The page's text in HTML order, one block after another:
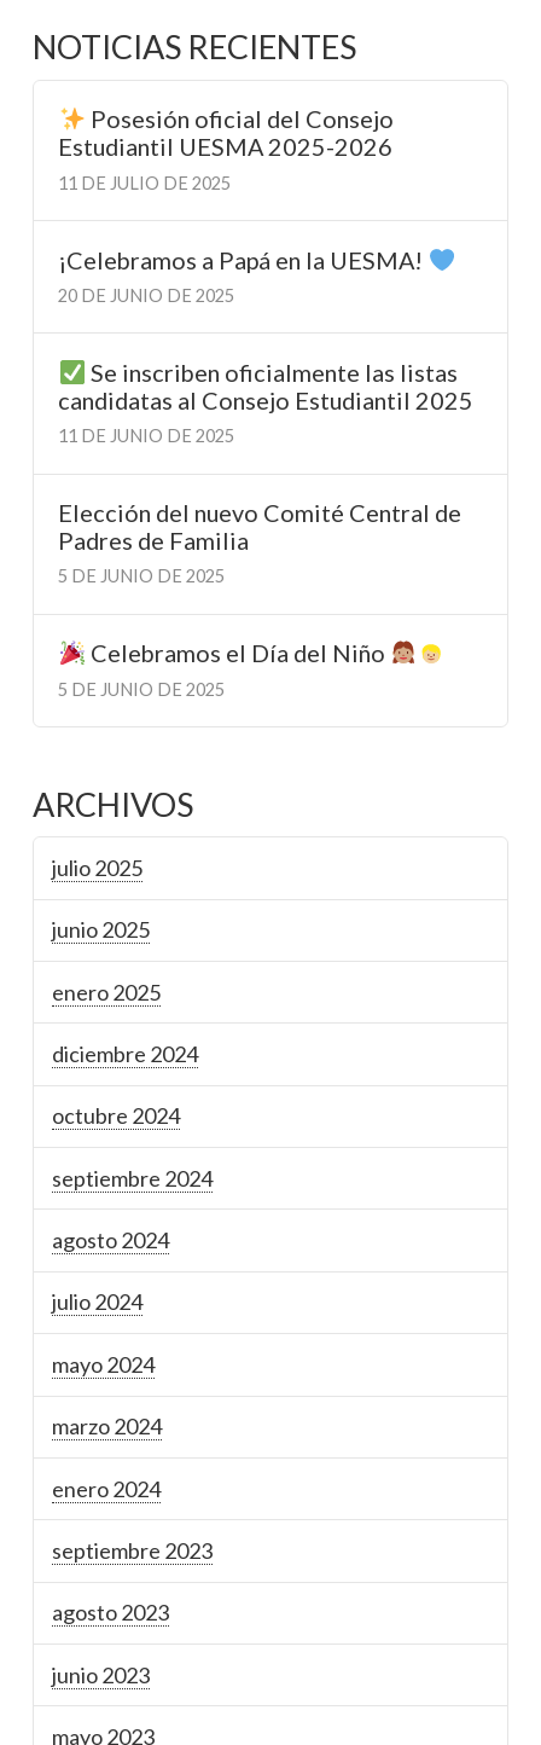
NOTICIAS RECIENTES
Posesión oficial del Consejo
Estudiantil UESMA 2025-2026
11 DE JULIO DE 2025
¡Celebramos a Papá en la UESMA!
20 DE JUNIO DE 2025
Se inscriben oficialmente las listas
candidatas al Consejo Estudiantil 2025
11 DE JUNIO DE 2025
Elección del nuevo Comité Central de
Padres de Familia
5 DE JUNIO DE 2025
Celebramos el Día del Niño
5 DE JUNIO DE 2025
ARCHIVOS
julio 2025
junio 2025
enero 2025
diciembre 2024
octubre 2024
septiembre 2024
agosto 2024
julio 2024
mayo 2024
marzo 2024
enero 2024
septiembre 2023
agosto 2023
junio 2023
mayo 2023